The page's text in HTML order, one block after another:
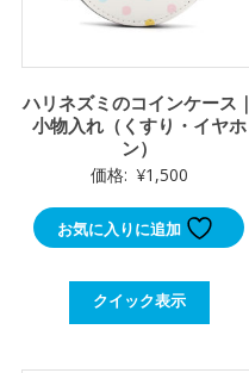
ハリネズミのコインケース｜
小物入れ（くすり・イヤホ
ン）
価格: ¥1,500
お気に入りに追加
クイック表示